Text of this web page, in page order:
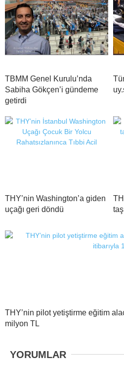
TBMM Genel Kurulu’nda
Sabiha Gökçen’i gündeme
getirdi
THY’nin Washington’a giden
uçağı geri döndü
THY’nin pilot yetiştirme eğitim
milyon TL
YORUMLAR